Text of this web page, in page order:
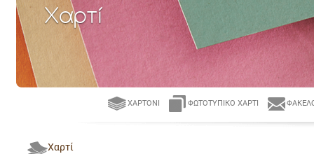
Χαρτί
ΧΑΡΤΌΝΙ ΦΩΤΟΤΥΠΙΚΌ ΧΑΡΤΊ
Χαρτί